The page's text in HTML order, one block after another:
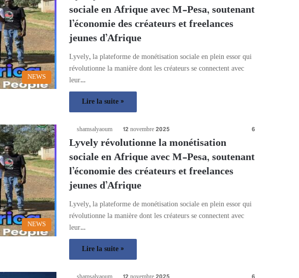
NEWS
sociale en Afrique avec M-Pesa, soutenant
l’économie des créateurs et freelances
jeunes d’Afrique
Lyvely, la plateforme de monétisation sociale en plein essor qui
révolutionne la manière dont les créateurs se connectent avec
leur…
Lire la suite »
NEWS
shamsalyaoum 12 novembre 2025 6
Lyvely révolutionne la monétisation
sociale en Afrique avec M-Pesa, soutenant
l’économie des créateurs et freelances
jeunes d’Afrique
Lyvely, la plateforme de monétisation sociale en plein essor qui
révolutionne la manière dont les créateurs se connectent avec
leur…
Lire la suite »